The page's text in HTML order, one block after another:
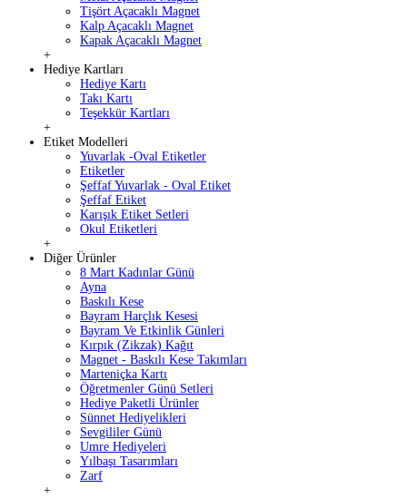
Tişört Açacaklı Magnet
Kalp Açacaklı Magnet
Kapak Açacaklı Magnet
+
Hediye Kartları
Hediye Kartı
Takı Kartı
Teşekkür Kartları
+
Etiket Modelleri
Yuvarlak -Oval Etiketler
Etiketler
Şeffaf Yuvarlak - Oval Etiket
Şeffaf Etiket
Karışık Etiket Setleri
Okul Etiketleri
+
Diğer Ürünler
8 Mart Kadınlar Günü
Ayna
Baskılı Kese
Bayram Harçlık Kesesi
Bayram Ve Etkinlik Günleri
Kırpık (Zikzak) Kağıt
Magnet - Baskılı Kese Takımları
Marteniçka Kartı
Öğretmenler Günü Setleri
Hediye Paketli Ürünler
Sünnet Hediyelikleri
Sevgililer Günü
Umre Hediyeleri
Yılbaşı Tasarımları
Zarf
+